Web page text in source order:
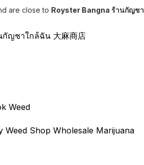
are close to Royster Bangna ร้านกัญชา
กัญชาใกล้ฉัน 大麻商店
Weed
Weed Shop Wholesale Marijuana